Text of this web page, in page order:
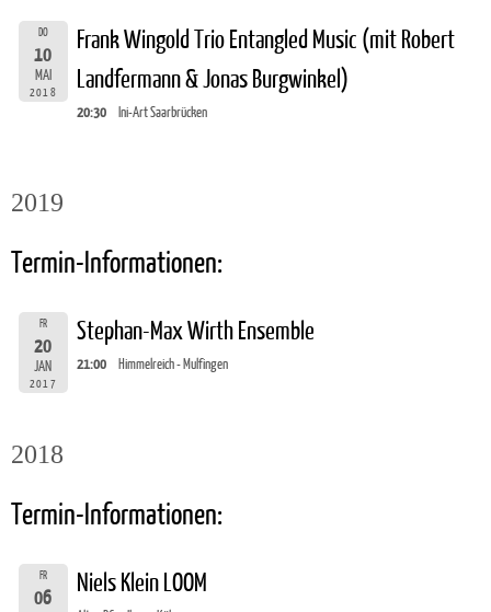
DO
10
MAI
2018
Frank Wingold Trio Entangled Music (mit Robert
Landfermann & Jonas Burgwinkel)
20:30 Ini-Art Saarbrücken
2019
Termin-Informationen:
FR
20
JAN
2017
Stephan-Max Wirth Ensemble
21:00 Himmelreich - Mulfingen
2018
Termin-Informationen:
FR
06
Niels Klein LOOM